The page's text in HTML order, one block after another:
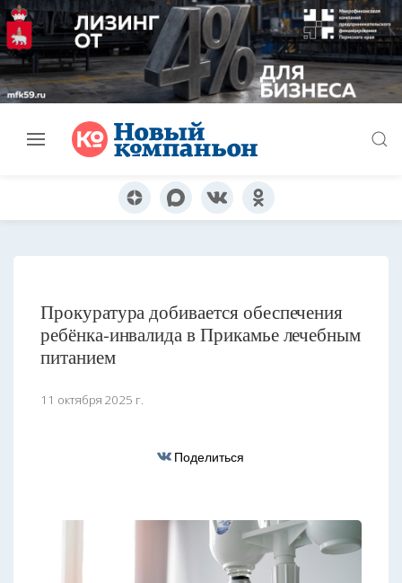
Прокуратура добивается обеспечения
ребёнка-инвалида в Прикамье лечебным
питанием
11 октября 2025 г.
Поделиться